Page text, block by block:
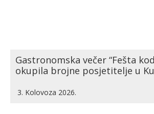
Gastronomska večer “Fešta
okupila brojne posjetitelje u
3. Kolovoza 2026.